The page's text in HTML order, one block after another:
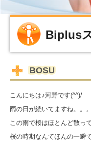
Biplus
BOSU
こんにちは♪河野です(^^)/
雨の日が続いてますね。。。
この雨で桜はほとんど散っ
桜の時期なんてほんの一瞬